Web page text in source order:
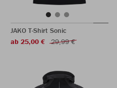
JAKO T-Shirt Sonic
ab 25,00 €
29,99 €